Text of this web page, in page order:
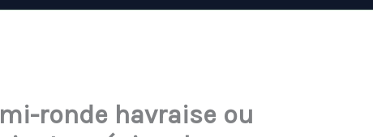
ronde havraise ou